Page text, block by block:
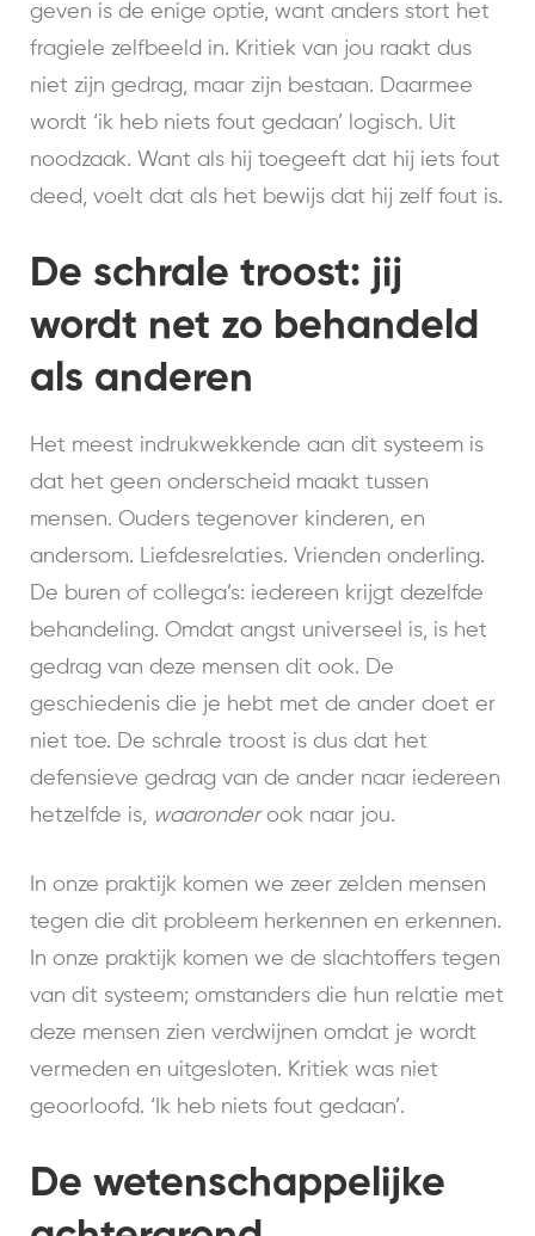
geven is de enige optie, want anders stort het
fragiele zelfbeeld in. Kritiek van jou raakt dus
niet zijn gedrag, maar zijn bestaan. Daarmee
wordt ‘ik heb niets fout gedaan’ logisch. Uit
noodzaak. Want als hij toegeeft dat hij iets fout
deed, voelt dat als het bewijs dat hij zelf fout is.
De schrale troost: jij
wordt net zo behandeld
als anderen
Het meest indrukwekkende aan dit systeem is
dat het geen onderscheid maakt tussen
mensen. Ouders tegenover kinderen, en
andersom. Liefdesrelaties. Vrienden onderling.
De buren of collega’s: iedereen krijgt dezelfde
behandeling. Omdat angst universeel is, is het
gedrag van deze mensen dit ook. De
geschiedenis die je hebt met de ander doet er
niet toe. De schrale troost is dus dat het
defensieve gedrag van de ander naar iedereen
hetzelfde is, waaronderook naar jou.
In onze praktijk komen we zeer zelden mensen
tegen die dit probleem herkennen en erkennen.
In onze praktijk komen we de slachtoffers tegen
van dit systeem; omstanders die hun relatie met
deze mensen zien verdwijnen omdat je wordt
vermeden en uitgesloten. Kritiek was niet
geoorloofd. ‘Ik heb niets fout gedaan’.
De wetenschappelijke